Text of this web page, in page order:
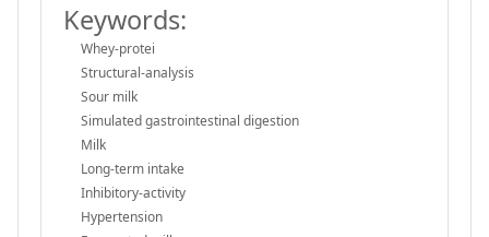
Keywords:
Whey-protei
Structural-analysis
Sour milk
Simulated gastrointestinal digestion
Milk
Long-term intake
Inhibitory-activity
Hypertension